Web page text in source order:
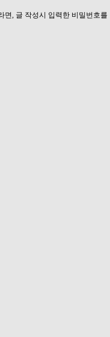
면, 글 작성시 입력한 비밀번호를